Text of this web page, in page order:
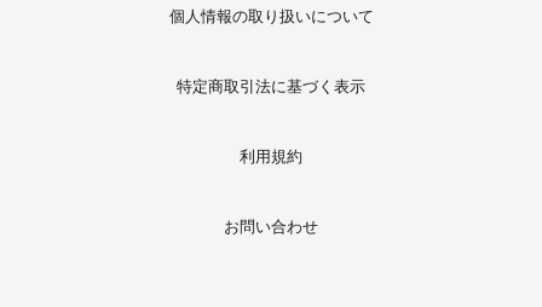
個人情報の取り扱いについて
特定商取引法に基づく表示
利用規約
お問い合わせ